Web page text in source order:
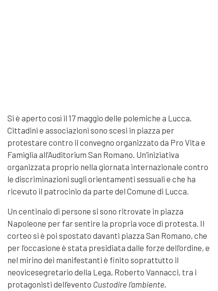
Si è aperto così il 17 maggio delle polemiche a Lucca.
Cittadini e associazioni sono scesi in piazza per
protestare contro il convegno organizzato da Pro Vita e
Famiglia all’Auditorium San Romano. Un’iniziativa
organizzata proprio nella giornata internazionale contro
le discriminazioni sugli orientamenti sessuali e che ha
ricevuto il patrocinio da parte del Comune di Lucca.
Un centinaio di persone si sono ritrovate in piazza
Napoleone per far sentire la propria voce di protesta. Il
corteo si è poi spostato davanti piazza San Romano, che
per l’occasione è stata presidiata dalle forze dell’ordine, e
nel mirino dei manifestanti è finito soprattutto il
neovicesegretario della Lega, Roberto Vannacci, tra i
protagonisti dell’evento Custodire l’ambiente,